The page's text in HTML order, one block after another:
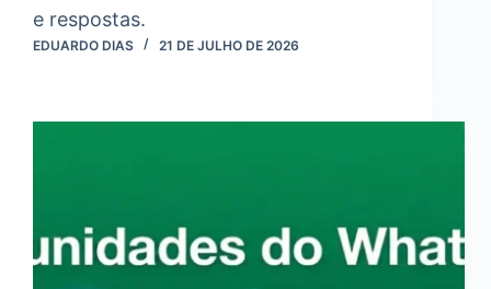
e respostas.
EDUARDO DIAS 21 DE JULHO DE 2026